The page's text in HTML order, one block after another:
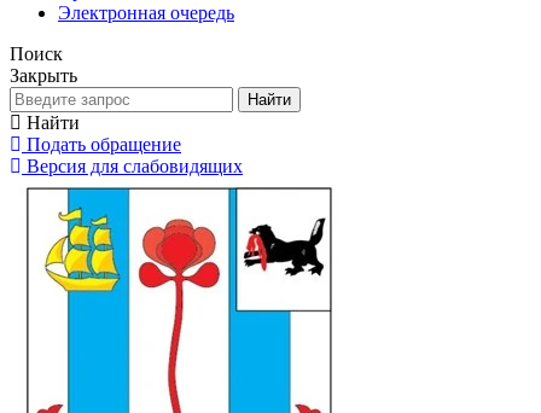
Электронная очередь
Поиск
Закрыть
Найти
Найти
Подать обращение
Версия для слабовидящих